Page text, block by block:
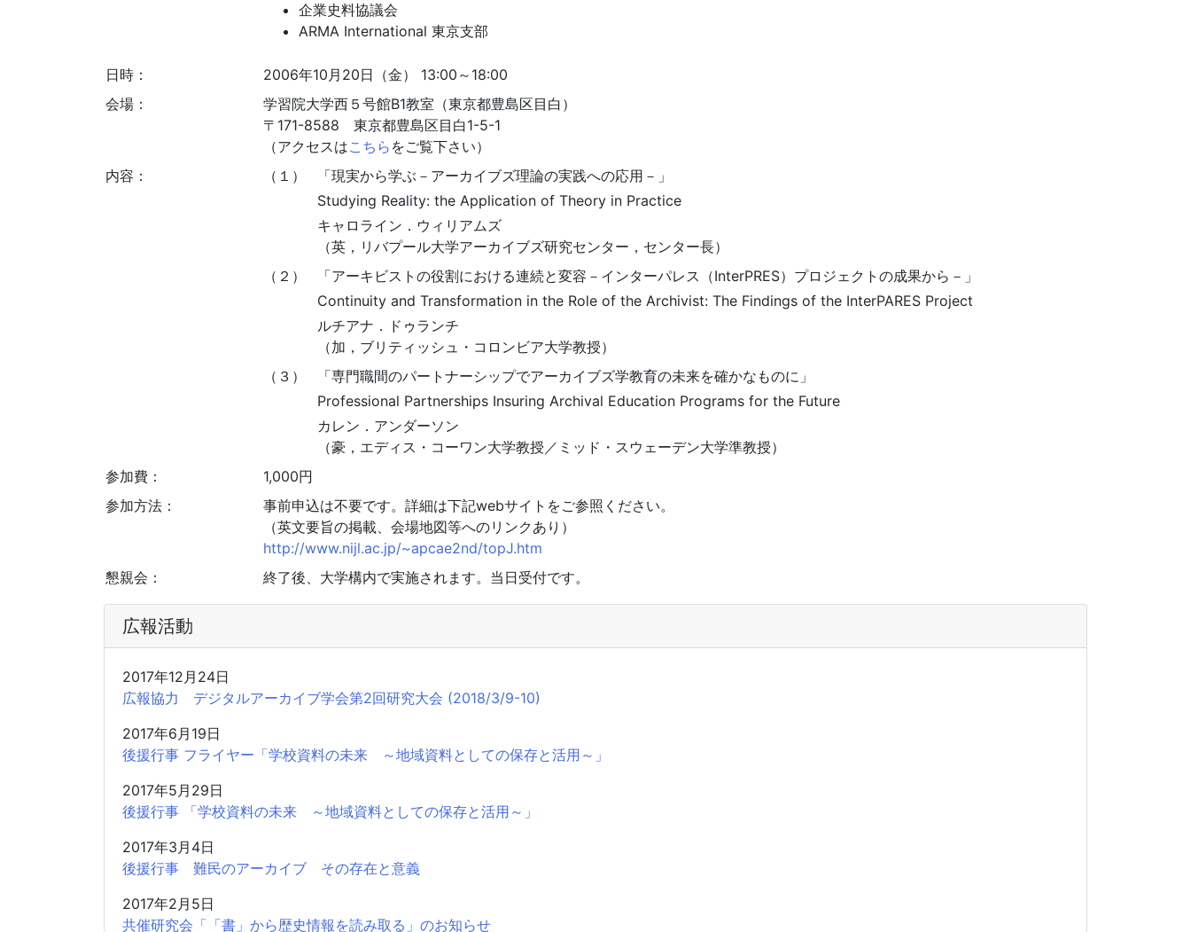
企業史料協議会
ARMA International 東京支部
日時：
2006年10月20日（金） 13:00～18:00
会場：
学習院大学西５号館B1教室（東京都豊島区目白）
〒171-8588 東京都豊島区目白1-5-1
（アクセスはこちら をご覧下さい）
内容：
（１）
「現実から学ぶ－アーカイブズ理論の実践への応用－」
Studying Reality: the Application of Theory in Practice
キャロライン．ウィリアムズ
（英，リバプール大学アーカイブズ研究センター，センター長）
（２）
「アーキビストの役割における連続と変容－インターパレス（InterPRES）プロジェクトの成果から－」
Continuity and Transformation in the Role of the Archivist: The Findings of the InterPARES Project
ルチアナ．ドゥランチ
（加，ブリティッシュ・コロンビア大学教授）
（３）
「専門職間のパートナーシップでアーカイブズ学教育の未来を確かなものに」
Professional Partnerships Insuring Archival Education Programs for the Future
カレン．アンダーソン
（豪，エディス・コーワン大学教授／ミッド・スウェーデン大学準教授）
参加費：
1,000円
参加方法：
事前申込は不要です。詳細は下記webサイトをご参照ください。
（英文要旨の掲載、会場地図等へのリンクあり）
http://www.nijl.ac.jp/~apcae2nd/topJ.htm
懇親会：
終了後、大学構内で実施されます。当日受付です。
広報活動
2017年12月24日
広報協力 デジタルアーカイブ学会第2回研究大会 (2018/3/9-10)
2017年6月19日
後援行事 フライヤー「学校資料の未来 ～地域資料としての保存と活用～」
2017年5月29日
後援行事 「学校資料の未来 ～地域資料としての保存と活用～」
2017年3月4日
後援行事 難民のアーカイブ その存在と意義
2017年2月5日
共催研究会「「書」から歴史情報を読み取る」のお知らせ